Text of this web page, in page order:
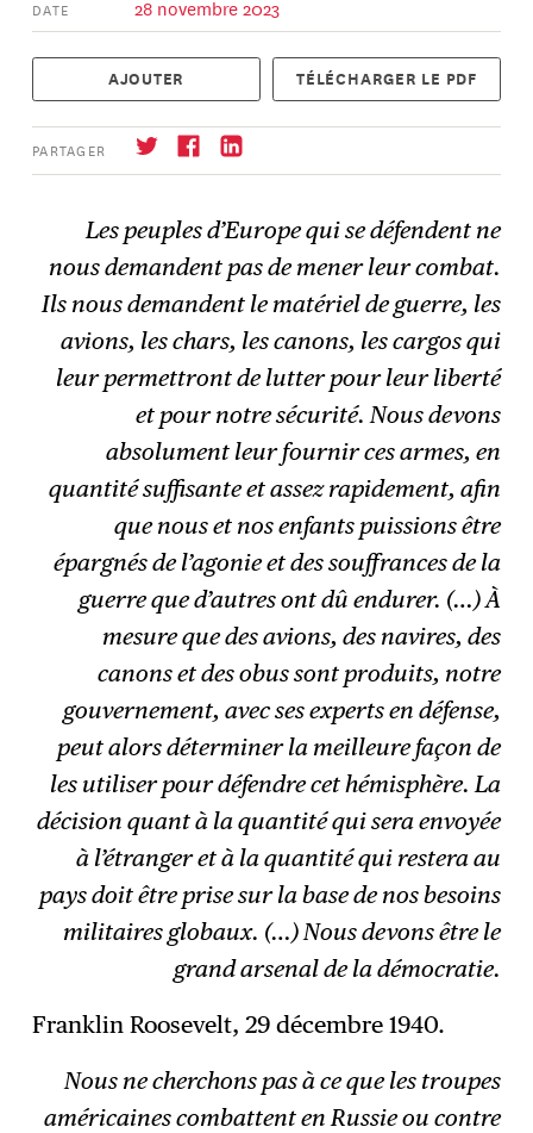
DATE 28 novembre 2023
AJOUTER TÉLÉCHARGER LE PDF
PARTAGER
→ S'abonner
Les peuples d’Europe qui se défendent ne
nous demandent pas de mener leur combat.
Ils nous demandent le matériel de guerre, les
avions, les chars, les canons, les cargos qui
leur permettront de lutter pour leur liberté
et pour notre sécurité. Nous devons
absolument leur fournir ces armes, en
quantité suffisante et assez rapidement, afin
que nous et nos enfants puissions être
épargnés de l’agonie et des souffrances de la
guerre que d’autres ont dû endurer. (…) À
mesure que des avions, des navires, des
canons et des obus sont produits, notre
gouvernement, avec ses experts en défense,
peut alors déterminer la meilleure façon de
les utiliser pour défendre cet hémisphère. La
décision quant à la quantité qui sera envoyée
à l’étranger et à la quantité qui restera au
pays doit être prise sur la base de nos besoins
militaires globaux. (…) Nous devons être le
grand arsenal de la démocratie.
Franklin Roosevelt, 29 décembre 1940.
Nous ne cherchons pas à ce que les troupes
américaines combattent en Russie ou contre